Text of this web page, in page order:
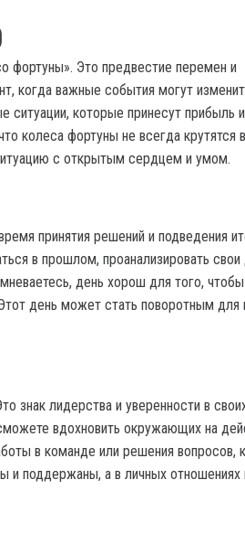
фортуны». Это предвестие перемен и
когда важные события могут
которые принесут прибыль
колеса фортуны не всегда крутятся
с открытым сердцем и умом.
принятия решений и подведения
в прошлом, проанализировать свои
день хорош для того, чтобы
день может стать поворотным для
знак лидерства и уверенности в
вдохновить окружающих на
в команде или решения вопросов,
и поддержаны, а в личных